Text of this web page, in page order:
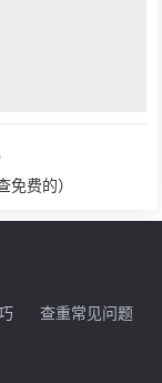
费的）
查重常见问题